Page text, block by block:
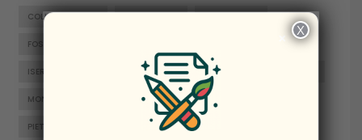
COLLE D'ANCHISE
FOSSALTO GUARDIAREGIA
ISERNIA LARINO MACCHIAGODENA
MONTENERO DI BISACCIA ORATINO
PIETRABBONDANTE PIETRACATELLA
× X